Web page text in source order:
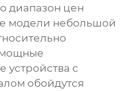
диапазон цен
модели небольшой
мощные
устройства с
обойдутся